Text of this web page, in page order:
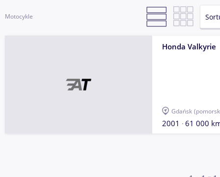
Motocykle
Honda Valkyrie
Gdańsk
2001 61 000